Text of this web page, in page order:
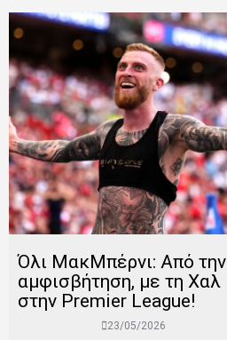
Όλι ΜακΜπέρνι: Aπό την
αμφισβήτηση, με τη Χαλ
στην Premier League!
23/05/2026